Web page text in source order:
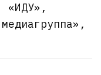
«ИДУ»,